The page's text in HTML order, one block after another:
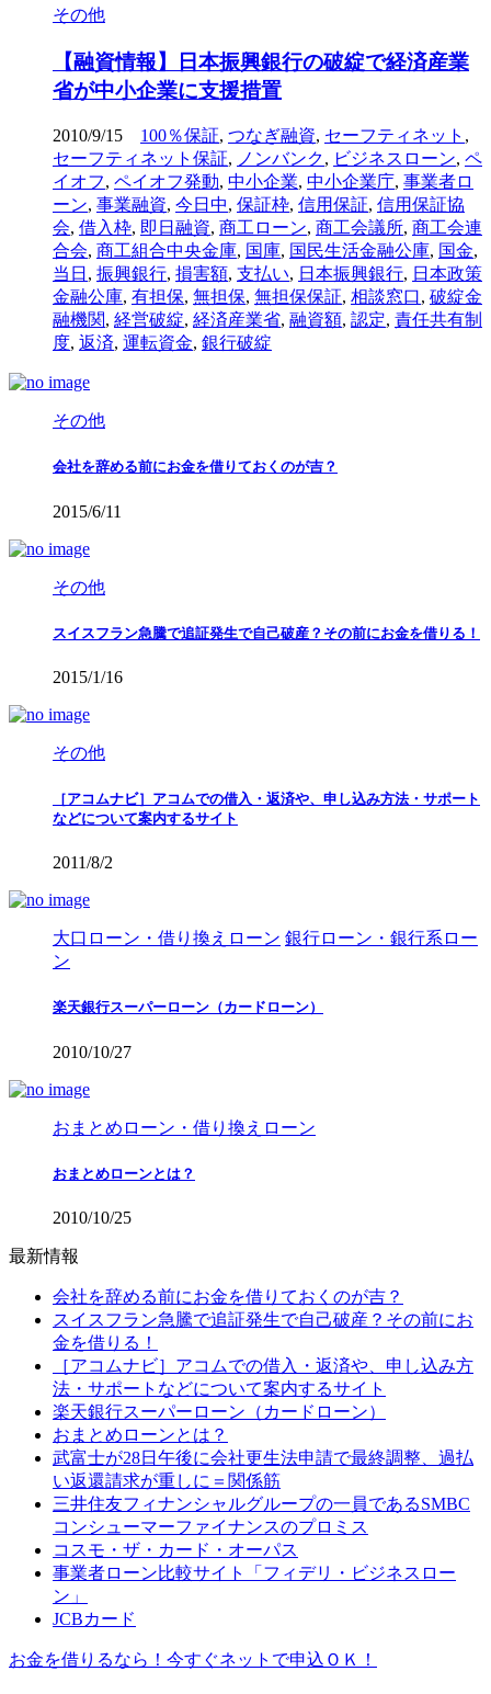
その他
【融資情報】日本振興銀行の破綻で経済産業
省が中小企業に支援措置
2010/9/15 100％保証, つなぎ融資, セーフティネット ,
セーフティネット保証, ノンバンク, ビジネスローン, ペ
イオフ, ペイオフ発動, 中小企業, 中小企業庁, 事業者ロ
ーン, 事業融資, 今日中, 保証枠, 信用保証, 信用保証協
会, 借入枠, 即日融資, 商工ローン, 商工会議所, 商工会連
合会, 商工組合中央金庫, 国庫, 国民生活金融公庫, 国金,
当日 , 振興銀行, 損害額, 支払い, 日本振興銀行, 日本政策
金融公庫, 有担保, 無担保, 無担保保証, 相談窓口, 破綻金
融機関, 経営破綻, 経済産業省, 融資額, 認定, 責任共有制
度, 返済, 運転資金, 銀行破綻
その他
会社を辞める前にお金を借りておくのが吉？
2015/6/11
その他
スイスフラン急騰で追証発生で自己破産？その前にお金を借りる！
2015/1/16
その他
［アコムナビ］アコムでの借入・返済や、申し込み方法・サポート
などについて案内するサイト
2011/8/2
大口ローン・借り換えローン 銀行ローン・銀行系ロー
ン
楽天銀行スーパーローン（カードローン）
2010/10/27
おまとめローン・借り換えローン
おまとめローンとは？
2010/10/25
最新情報
会社を辞める前にお金を借りておくのが吉？
スイスフラン急騰で追証発生で自己破産？その前にお
金を借りる！
［アコムナビ］アコムでの借入・返済や、申し込み方
法・サポートなどについて案内するサイト
楽天銀行スーパーローン（カードローン）
おまとめローンとは？
武富士が28日午後に会社更生法申請で最終調整、過払
い返還請求が重しに＝関係筋
三井住友フィナンシャルグループの一員であるSMBC
コンシューマーファイナンスのプロミス
コスモ・ザ・カード・オーパス
事業者ローン比較サイト「フィデリ・ビジネスロー
ン」
JCBカード
お金を借りるなら！今すぐネットで申込ＯＫ！